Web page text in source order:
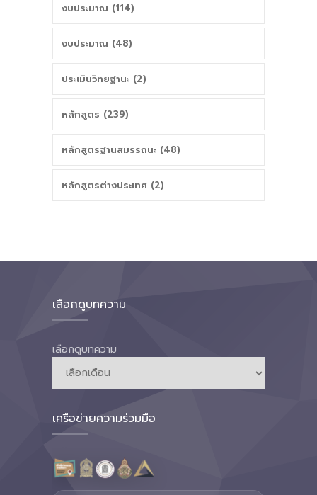
งบประมาณ (114)
งบประมาณ (48)
ประเมินวิทยฐานะ (2)
หลักสูตร (239)
หลักสูตรฐานสมรรถนะ (48)
หลักสูตรต่างประเทศ (2)
เลือกดูบทความ
เลือกดูบทความ
เครือข่ายความร่วมมือ